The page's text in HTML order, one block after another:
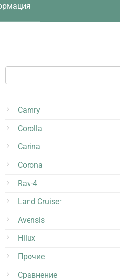
Camry
Corolla
Carina
Corona
Rav-4
Land Cruiser
Avensis
Hilux
Прочие
Сравнение